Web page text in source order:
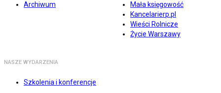
Archiwum
Mała księgowość
Kancelarierp.pl
Wieści Rolnicze
Życie Warszawy
NASZE WYDARZENIA
Szkolenia i konferencje